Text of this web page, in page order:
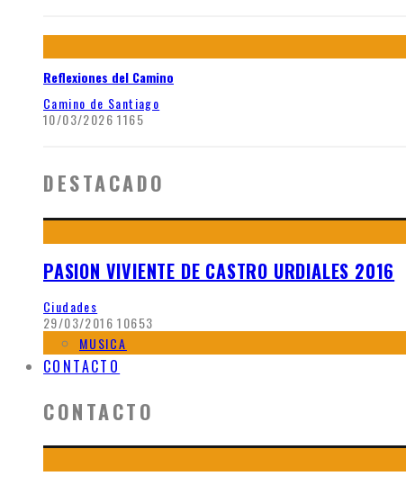
Reflexiones del Camino
Camino de Santiago
10/03/2026 1165
DESTACADO
PASION VIVIENTE DE CASTRO URDIALES 2016
Ciudades
29/03/2016 10653
MUSICA
CONTACTO
CONTACTO